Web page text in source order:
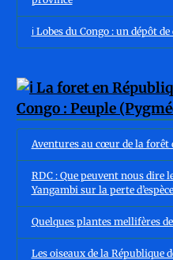
ℹ️ Lobes du Congo : un dépôt
Aventures au cœur de la forêt
RDC : Que peuvent nous dire
Yangambi sur la perte
Quelques plantes mellifères
Les oiseaux de la République